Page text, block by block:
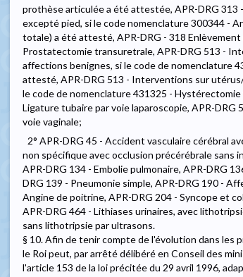
prothèse articulée a été attestée, APR-DRG
excepté pied, si le code nomenclature 300344 -
totale) a été attesté, APR-DRG - 318
Prostatectomie transuretrale, APR-DRG 513 -
affections benignes, si le code de nomenclature
attesté, APR-DRG 513 - Interventions sur
le code de nomenclature 431325 -
Ligature tubaire par voie laparoscopie, APR-
voie vaginale;
2° APR-DRG 45 - Accident vasculaire cérébral
non spécifique avec occlusion précérébrale sans
APR-DRG 134 - Embolie pulmonaire, APR-DRG
DRG 139 - Pneumonie simple, APR-DRG 190 -
Angine de poitrine, APR-DRG 204 - Syncope et
APR-DRG 464 - Lithiases urinaires, avec
sans lithotripsie par ultrasons.
§ 10. Afin de tenir compte de l'évolution dans les
le Roi peut, par arrêté délibéré en Conseil des
l'article 153 de la loi précitée du 29 avril 1996,